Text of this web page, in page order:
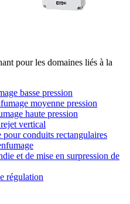
pour les domaines liés à la
basse pression
moyenne pression
haute pression
vertical
pour conduits rectangulaires
et de mise en surpression de
régulation